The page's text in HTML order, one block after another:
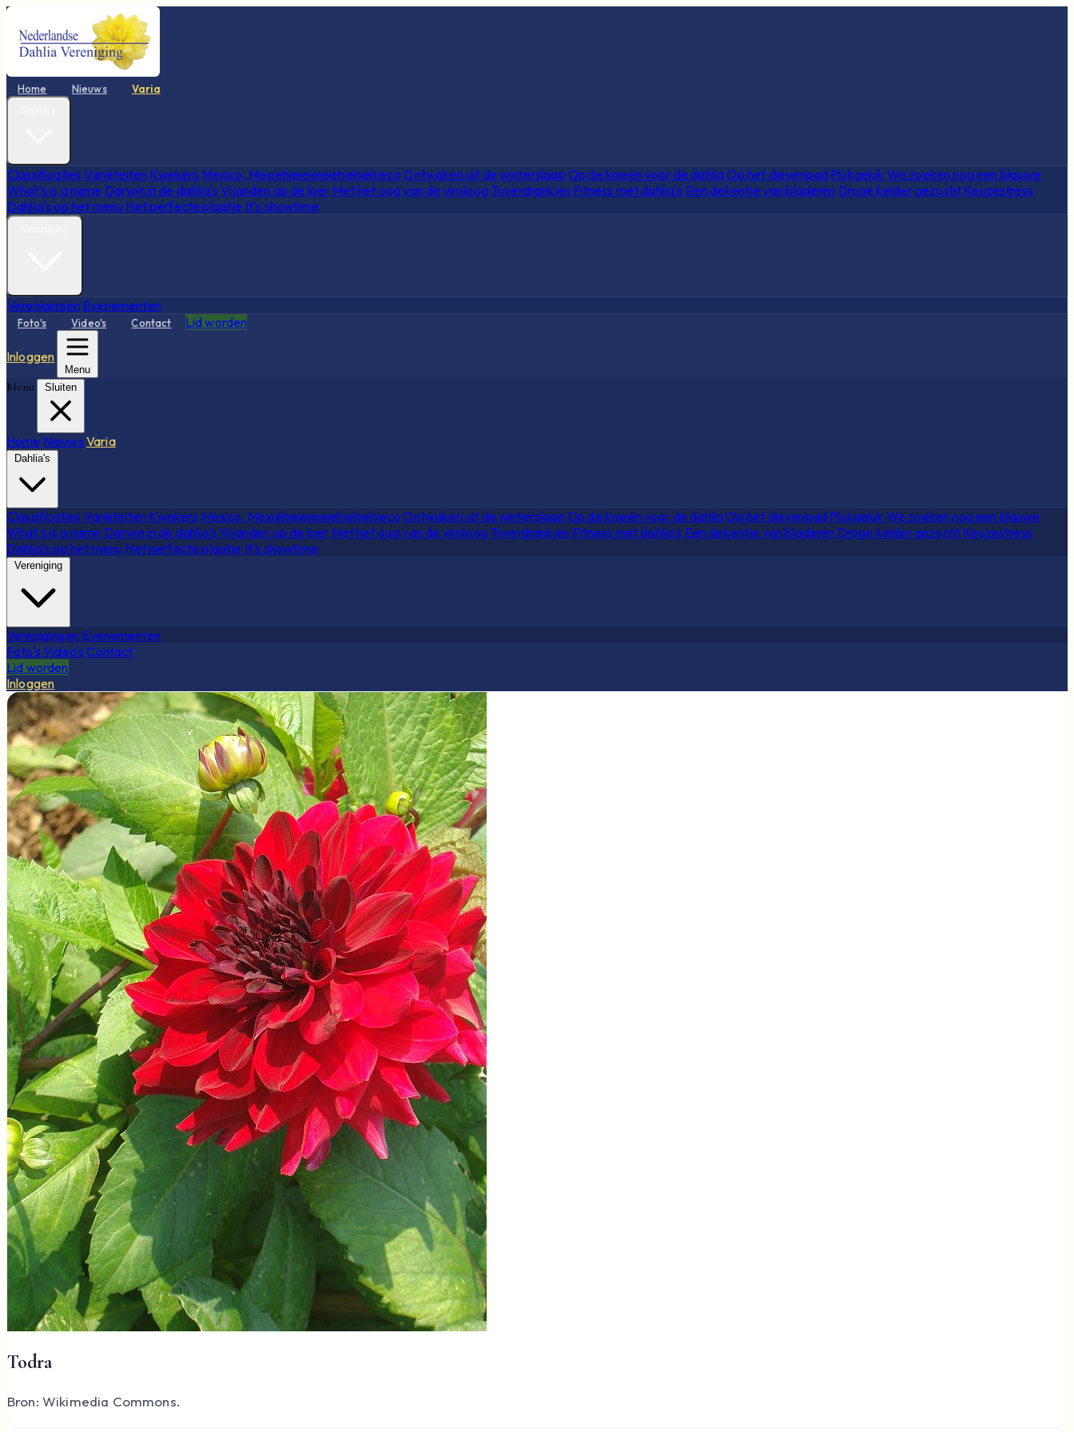
Home Nieuws Varia
Classificaties Variëteiten Kwekers Mexico, Mexiehieieieieiehiehiehieco Ontwaken uit de winterslaap Op de knieën voor de dahliaOp het dievenpad Plukgeluk We zoeken nog een blauwe
What's is a name Darwin in de dahlia's Vijanden op de loer Met het oog van de viroloog Toverdrankjes Fitness met dahlia's Een dekentje van bladeren Droge kelder gezocht Keuzestress
Dahlia's op het menu Het perfecte plaatje It's showtime
Verenigingen Evenementen
Foto's Video's Contact Lid worden
Inloggen
Menu
Menu Sluiten
Home Nieuws Varia
Dahlia's
Classificaties Variëteiten Kwekers Mexico, Mexiehieieieieiehiehiehieco Ontwaken uit de winterslaap Op de knieën voor de dahliaOp het dievenpad Plukgeluk We zoeken nog een blauwe
What's is a name Darwin in de dahlia's Vijanden op de loer Met het oog van de viroloog Toverdrankjes Fitness met dahlia's Een dekentje van bladeren Droge kelder gezocht Keuzestress
Dahlia's op het menu Het perfecte plaatje It's showtime
Vereniging
Verenigingen Evenementen
Foto's Video's Contact
Lid worden
Inloggen
Todra
Bron: Wikimedia Commons.